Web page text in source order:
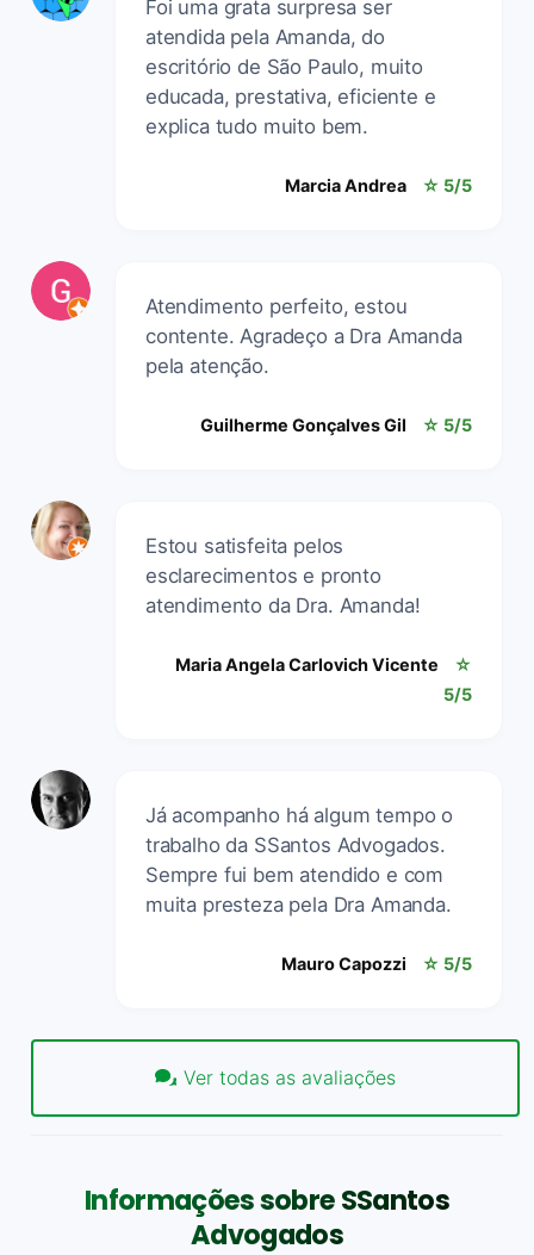
Foi uma grata surpresa ser
atendida pela Amanda, do
escritório de São Paulo, muito
educada, prestativa, eficiente e
explica tudo muito bem.
Marcia Andrea ☆ 5/5
Atendimento perfeito, estou
contente. Agradeço a Dra Amanda
pela atenção.
Guilherme Gonçalves Gil ☆ 5/5
Estou satisfeita pelos
esclarecimentos e pronto
atendimento da Dra. Amanda!
Maria Angela Carlovich Vicente
☆
5/5
Já acompanho há algum tempo o
trabalho da SSantos Advogados.
Sempre fui bem atendido e com
muita presteza pela Dra Amanda.
Mauro Capozzi ☆ 5/5
Ver todas as avaliações
Informações sobre SSantos
Advogados